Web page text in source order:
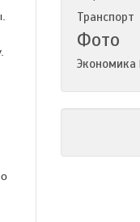
Транспорт
Фото
Экономика